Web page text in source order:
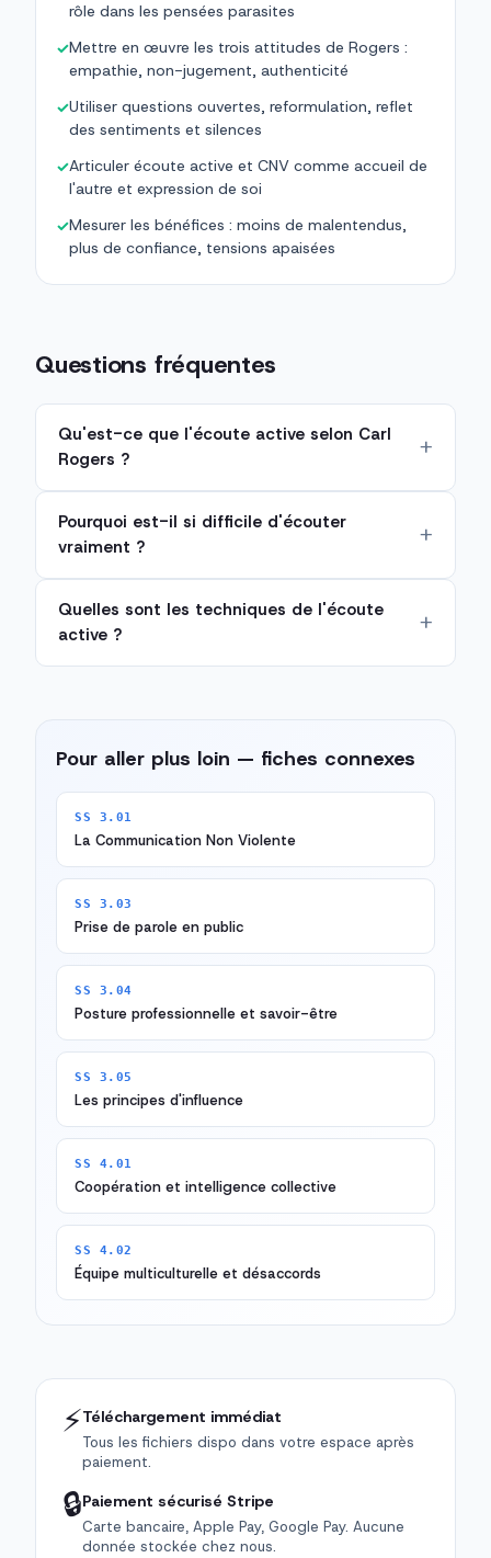
rôle dans les pensées parasites
✓Mettre en œuvre les trois attitudes de Rogers :
empathie, non-jugement, authenticité
✓Utiliser questions ouvertes, reformulation, reflet
des sentiments et silences
✓Articuler écoute active et CNV comme accueil de
l'autre et expression de soi
✓Mesurer les bénéfices : moins de malentendus,
plus de confiance, tensions apaisées
Questions fréquentes
Qu'est-ce que l'écoute active selon Carl
Rogers ?
Pourquoi est-il si difficile d'écouter
vraiment ?
Quelles sont les techniques de l'écoute
active ?
Pour aller plus loin — fiches connexes
SS 3.01
La Communication Non Violente
SS 3.03
Prise de parole en public
SS 3.04
Posture professionnelle et savoir-être
SS 3.05
Les principes d'influence
SS 4.01
Coopération et intelligence collective
SS 4.02
Équipe multiculturelle et désaccords
⚡Téléchargement immédiat
Tous les fichiers dispo dans votre espace après
paiement.
🔒Paiement sécurisé Stripe
Carte bancaire, Apple Pay, Google Pay. Aucune
donnée stockée chez nous.